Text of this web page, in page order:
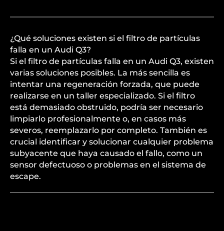
¿Qué soluciones existen si el filtro de partículas
falla en un Audi Q3?
Si el filtro de partículas falla en un Audi Q3, existen
varias soluciones posibles. La más sencilla es
intentar una regeneración forzada, que puede
realizarse en un taller especializado. Si el filtro
está demasiado obstruido, podría ser necesario
limpiarlo profesionalmente o, en casos más
severos, reemplazarlo por completo. También es
crucial identificar y solucionar cualquier problema
subyacente que haya causado el fallo, como un
sensor defectuoso o problemas en el sistema de
escape.